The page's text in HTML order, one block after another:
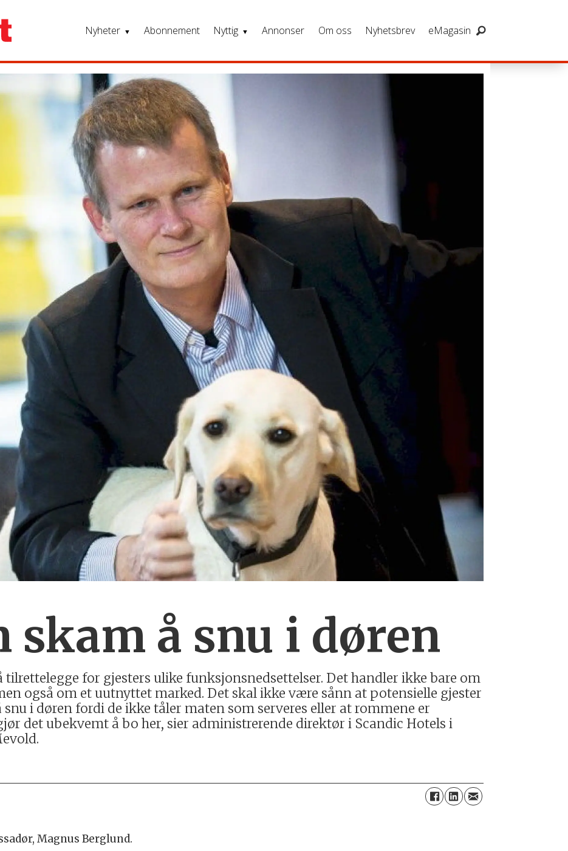
Nyheter Abonnement Nyttig Annonser Om oss Nyhetsbrev eMagasin
skam å snu i døren
tilrettelegge for gjesters ulike funksjonsnedsettelser. Det handler ikke bare om
også om et uutnyttet marked. Det skal ikke være sånn at potensielle gjester
snu i døren fordi de ikke tåler maten som serveres eller at rommene er
det ubekvemt å bo her, sier administrerende direktør i Scandic Hotels i
Magnus Berglund.